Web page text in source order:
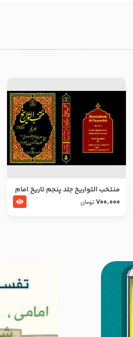
منتخب التواریخ جلد پنجم تاریخ امام
جعفر صادق و امام موسی بن جعفر
700.000 تومان